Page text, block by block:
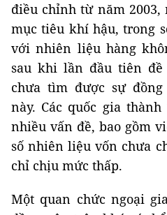
điều chỉnh từ năm 2003,
mục tiêu khí hậu, trong
với nhiên liệu hàng
sau khi lần đầu tiên
chưa tìm được sự
này. Các quốc gia
nhiều vấn đề, bao gồm
số nhiên liệu vốn chưa
chỉ chịu mức thấp.
Một quan chức ngoại